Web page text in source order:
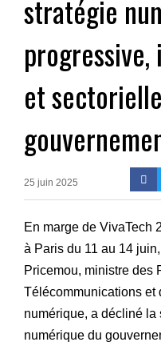
stratégie
progressive,
et
25 juin 2025
En marge de VivaTech
à Paris du 11 au 14
Pricemou, ministre des
Télécommunications et
numérique, a décliné la
numérique du